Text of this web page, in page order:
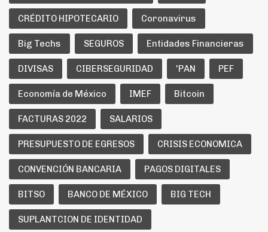
CRÉDITO HIPOTECARIO Coronavirus
Big Techs SEGUROS Entidades Financieras
DIVISAS CIBERSEGURIDAD 'PAN PEF
Economía de México IMEF Bitcoin
FACTURAS 2022 SALARIOS
PRESUPUESTO DE EGRESOS CRISIS ECONOMICA
CONVENCIÓN BANCARIA PAGOS DIGITALES
BITSO BANCO DE MÉXICO BIG TECH
SUPLANTCION DE IDENTIDAD